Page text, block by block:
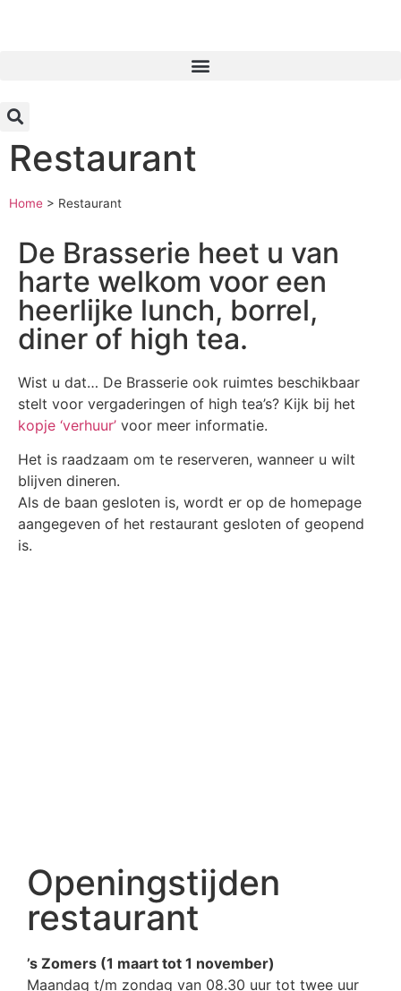
Restaurant
Home > Restaurant
De Brasserie heet u van
harte welkom voor een
heerlijke lunch, borrel,
diner of high tea.
Wist u dat… De Brasserie ook ruimtes beschikbaar
stelt voor vergaderingen of high tea’s? Kijk bij het
kopje ‘verhuur’ voor meer informatie.
Het is raadzaam om te reserveren, wanneer u wilt
blijven dineren.
Als de baan gesloten is, wordt er op de homepage
aangegeven of het restaurant gesloten of geopend
is.
Openingstijden
restaurant
’s Zomers (1 maart tot 1 november)
Maandag t/m zondag van 08.30 uur tot twee uur